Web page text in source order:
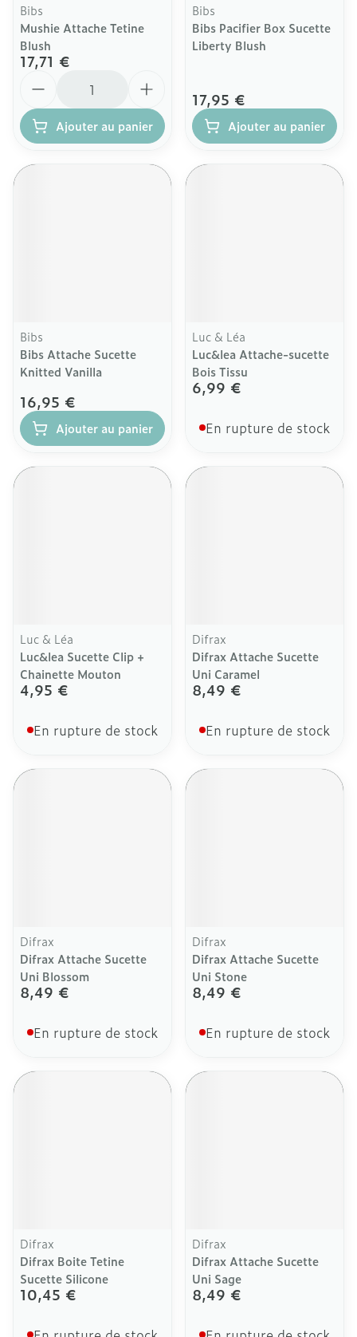
Bibs
Mushie Attache Tetine
Blush
17,71 €
Ajouter au panier
Bibs
Bibs Pacifier Box Sucette
Liberty Blush
17,95 €
Ajouter au panier
Bibs
Bibs Attache Sucette
Knitted Vanilla
16,95 €
Ajouter au panier
Luc & Léa
Luc&lea Attache-sucette
Bois Tissu
6,99 €
En rupture de stock
Luc & Léa
Luc&lea Sucette Clip +
Chainette Mouton
4,95 €
En rupture de stock
Difrax
Difrax Attache Sucette
Uni Caramel
8,49 €
En rupture de stock
Difrax
Difrax Attache Sucette
Uni Blossom
8,49 €
En rupture de stock
Difrax
Difrax Attache Sucette
Uni Stone
8,49 €
En rupture de stock
Difrax
Difrax Boite Tetine
Sucette Silicone
10,45 €
Difrax
Difrax Attache Sucette
Uni Sage
8,49 €